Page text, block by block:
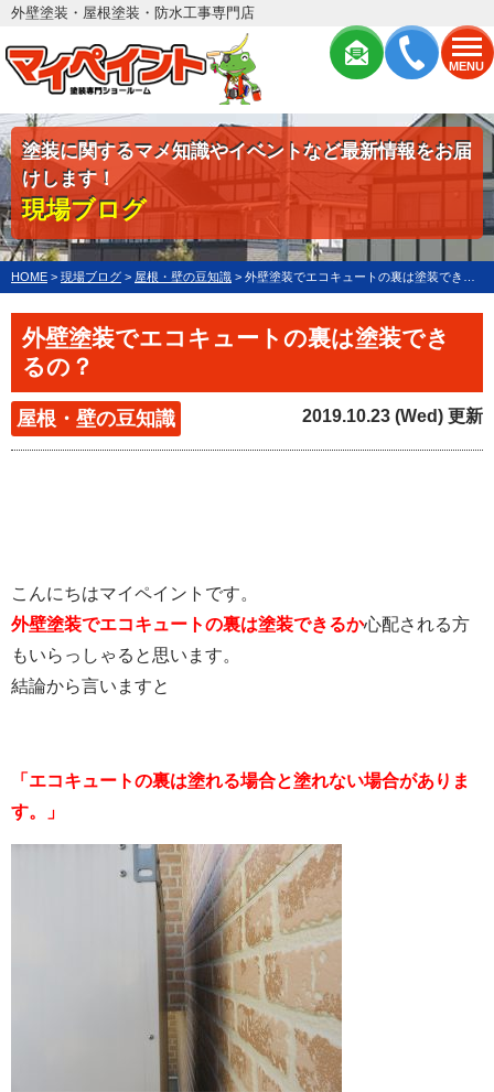
MENU
外壁塗装・屋根塗装・防水工事専門店
塗装に関するマメ知識やイベントなど最新情報をお届
けします！
現場ブログ
HOME > 現場ブログ > 屋根・壁の豆知識 > 外壁塗装でエコキュートの裏は塗装できるの？
外壁塗装でエコキュートの裏は塗装でき
るの？
屋根・壁の豆知識 2019.10.23 (Wed) 更新
こんにちはマイペイントです。
外壁塗装でエコキュートの裏は塗装できるか心配される方
もいらっしゃると思います。
結論から言いますと
「エコキュートの裏は塗れる場合と塗れない場合がありま
す。」